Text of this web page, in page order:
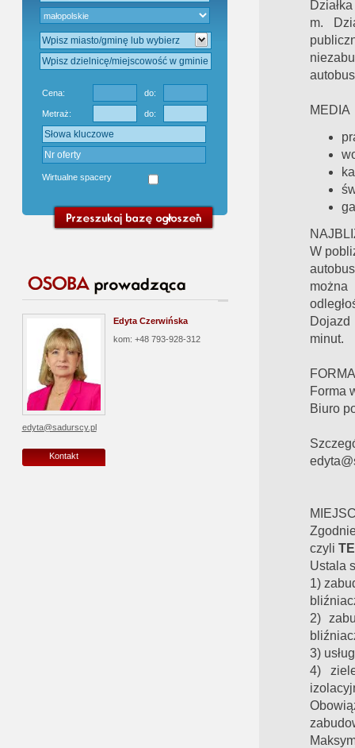
Cena: do:
Metraż: do:
Wirtualne spacery
Edyta Czerwińska
kom: +48 793-928-312
edyta@sadurscy.pl
Kontakt
Działka
m.
MEDIA
W
można
minut.
Forma
Biuro
czyli
Ustala
1)
2)
3)
4)